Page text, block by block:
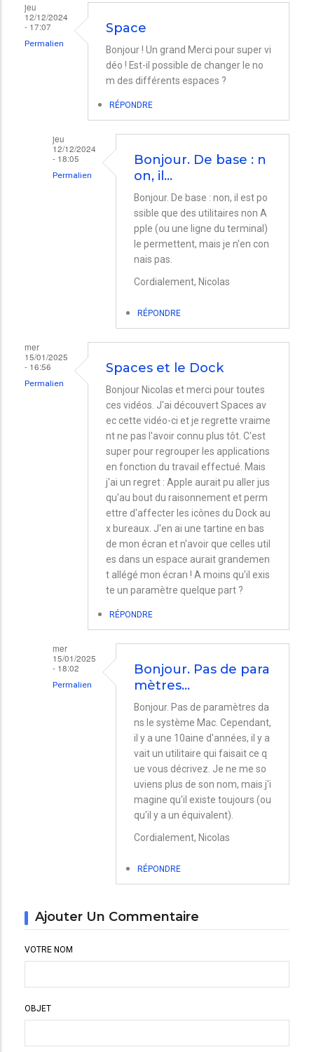
jeu
12/12/2024
- 17:07
Permalien
Space
Bonjour ! Un grand Merci pour super vi
déo ! Est-il possible de changer le no
m des différents espaces ?
RÉPONDRE
jeu
12/12/2024
- 18:05
Permalien
Bonjour. De base : n
on, il…
Bonjour. De base : non, il est po
ssible que des utilitaires non A
pple (ou une ligne du terminal)
le permettent, mais je n'en con
nais pas.
Cordialement, Nicolas
RÉPONDRE
mer
15/01/2025
- 16:56
Permalien
Spaces et le Dock
Bonjour Nicolas et merci pour toutes
ces vidéos. J'ai découvert Spaces av
ec cette vidéo-ci et je regrette vraime
nt ne pas l'avoir connu plus tôt. C'est
super pour regrouper les applications
en fonction du travail effectué. Mais
j'ai un regret : Apple aurait pu aller jus
qu'au bout du raisonnement et perm
ettre d'affecter les icônes du Dock au
x bureaux. J'en ai une tartine en bas
de mon écran et n'avoir que celles util
es dans un espace aurait grandemen
t allégé mon écran ! A moins qu'il exis
te un paramètre quelque part ?
RÉPONDRE
mer
15/01/2025
- 18:02
Permalien
Bonjour. Pas de para
mètres…
Bonjour. Pas de paramètres da
ns le système Mac. Cependant,
il y a une 10aine d'années, il y a
vait un utilitaire qui faisait ce q
ue vous décrivez. Je ne me so
uviens plus de son nom, mais j'i
magine qu'il existe toujours (ou
qu'il y a un équivalent).
Cordialement, Nicolas
RÉPONDRE
Ajouter Un Commentaire
VOTRE NOM
OBJET